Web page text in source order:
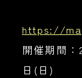
https://
開催期間
日(日)